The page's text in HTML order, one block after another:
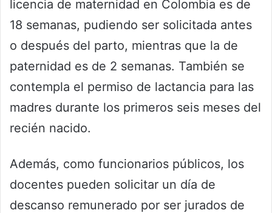
licencia de maternidad en Colombia es de
18 semanas, pudiendo ser solicitada antes
o después del parto, mientras que la de
paternidad es de 2 semanas. También se
contempla el permiso de lactancia para las
madres durante los primeros seis meses del
recién nacido.
Además, como funcionarios públicos, los
docentes pueden solicitar un día de
descanso remunerado por ser jurados de